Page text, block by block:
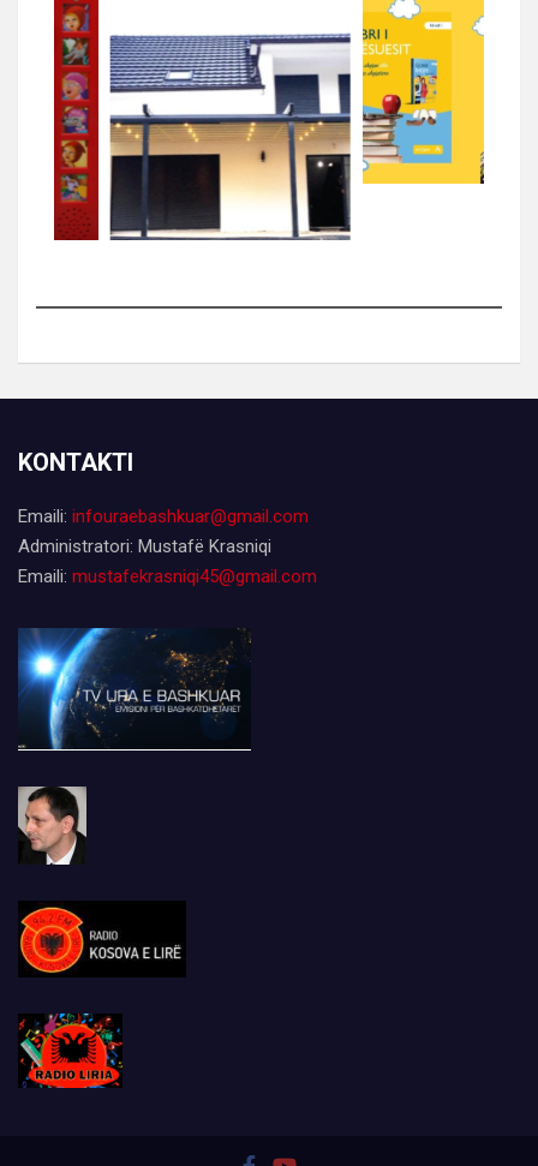
KONTAKTI
Emaili: infouraebashkuar@gmail.com
Administratori: Mustafë Krasniqi
Emaili: mustafekrasniqi45@gmail.com